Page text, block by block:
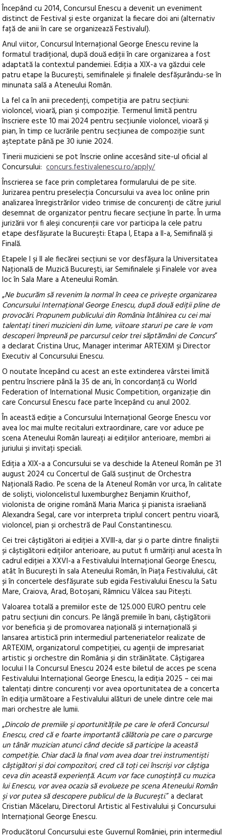
Începând cu 2014, Concursul Enescu a devenit un eveniment
distinct de Festival şi este organizat la fiecare doi ani (alternativ
faţă de anii în care se organizează Festivalul).
Anul viitor, Concursul Internaţional George Enescu revine la
formatul tradițional, după două ediţii în care organizarea a fost
adaptată la contextul pandemiei. Ediţia a XIX-a va găzdui cele
patru etape la Bucureşti, semifinalele și finalele desfășurându-se în
minunata sală a Ateneului Român.
La fel ca în anii precedenţi, competiţia are patru secţiuni:
violoncel, vioară, pian şi compoziţie. Termenul limită pentru
înscriere este 10 mai 2024 pentru secţiunile violoncel, vioară şi
pian, în timp ce lucrările pentru secţiunea de compoziţie sunt
aşteptate până pe 30 iunie 2024.
Tinerii muzicieni se pot înscrie online accesând site-ul oficial al
Concursului:concurs.festivalenescu.ro/apply/
Înscrierea se face prin completarea formularului de pe site.
Jurizarea pentru preselecţia Concursului va avea loc online prin
analizarea înregistrărilor video trimise de concurenți de către juriul
desemnat de organizator pentru fiecare secțiune în parte. În urma
jurizării vor fi aleşi concurenţii care vor participa la cele patru
etape desfăşurate la Bucureşti: Etapa I, Etapa a II-a, Semifinală şi
Finală.
Etapele I şi II ale fiecărei secțiuni se vor desfăşura la Universitatea
Naţională de Muzică Bucureşti, iar Semifinalele şi Finalele vor avea
loc în Sala Mare a Ateneului Român.
„Ne bucurăm să revenim la normal în ceea ce priveşte organizarea
Concursului Internaţional George Enescu, după două ediţii pline de
provocări. Propunem publicului din România întâlnirea cu cei mai
talentaţi tineri muzicieni din lume, viitoare staruri pe care le vom
descoperi împreună pe parcursul celor trei săptămâni de Concurs”
a declarat Cristina Uruc, Manager interimar ARTEXIM şi Director
Executiv al Concursului Enescu.
O noutate începând cu acest an este extinderea vârstei limită
pentru înscriere până la 35 de ani, în concordanţă cu World
Federation of International Music Competition, organizaţie din
care Concursul Enescu face parte începând cu anul 2002.
În această ediție a Concursului Internațional George Enescu vor
avea loc mai multe recitaluri extraordinare, care vor aduce pe
scena Ateneului Român laureați ai edițiilor anterioare, membri ai
juriului și invitați speciali.
Ediția a XIX-a a Concursului se va deschide la Ateneul Român pe 31
august 2024 cu Concertul de Gală susținut de Orchestra
Națională Radio. Pe scena de la Ateneul Român vor urca, în calitate
de soliști, violoncelistul luxemburghez Benjamin Kruithof,
violonista de origine română Maria Marica şi pianista israeliană
Alexandra Segal, care vor interpreta triplul concert pentru vioară,
violoncel, pian și orchestră de Paul Constantinescu.
Cei trei câștigători ai ediției a XVIII-a, dar și o parte dintre finaliștii
și câștigătorii edițiilor anterioare, au putut fi urmăriți anul acesta în
cadrul ediției a XXVI-a a Festivalului Internațional George Enescu,
atât în București în sala Ateneului Român, în Piața Festivalului, cât
și în concertele desfășurate sub egida Festivalului Enescu la Satu
Mare, Craiova, Arad, Botoșani, Râmnicu Vâlcea sau Pitești.
Valoarea totală a premiilor este de 125.000 EURO pentru cele
patru secțiuni din concurs. Pe lângă premiile în bani, câştigătorii
vor beneficia şi de promovarea națională și internațională și
lansarea artistică prin intermediul parteneriatelor realizate de
ARTEXIM, organizatorul competiţiei, cu agenții de impresariat
artistic și orchestre din România și din străinătate. Câștigarea
locului I la Concursul Enescu 2024 este biletul de acces pe scena
Festivalului Internațional George Enescu, la ediția 2025 – cei mai
talentați dintre concurenți vor avea oportunitatea de a concerta
în ediția următoare a Festivalului alături de unele dintre cele mai
mari orchestre ale lumii.
„Dincolo de premiile şi oportunităţile pe care le oferă Concursul
Enescu, cred că e foarte importantă călătoria pe care o parcurge
un tânăr muzician atunci când decide să participe la această
competiţie. Chiar dacă la final vom avea doar trei instrumentişti
câştigători şi doi compozitori, cred că toţi cei înscrişi vor câştiga
ceva din această experienţă. Acum vor face cunoştinţă cu muzica
lui Enescu, vor avea ocazia să evolueze pe scena Ateneului Român
şi vor putea să descopere publicul de la Bucureşti.” a declarat
Cristian Măcelaru, Directorul Artistic al Festivalului şi Concursului
Internaţional George Enescu.
Producătorul Concursului este Guvernul României, prin intermediul